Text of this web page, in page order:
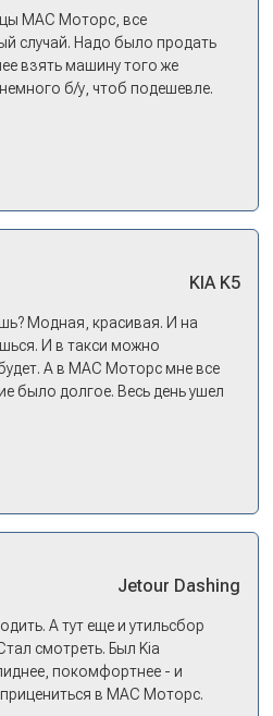
МАС Моторс, все
случай. Надо было продать
взять машину того же
б/у, чтоб подешевле.
– а работать когда?
нормальный трейд-ин. И
машины в наличии, а не
Мне повезло в МАС
предложений, выбор есть,
сдал, Сонату
договор, страховку. На
зайти узнать, приехать
на выдаче.
KIA K5
Модная, красивая. И на
И в такси можно
А в МАС Моторс мне все
было долгое. Весь день ушел
дали без проблем. И
Зато на выдаче такие
Jetour Dashing
А тут еще и утильсбор
смотреть. Был Kia
покомфортнее - и
в МАС Моторс.